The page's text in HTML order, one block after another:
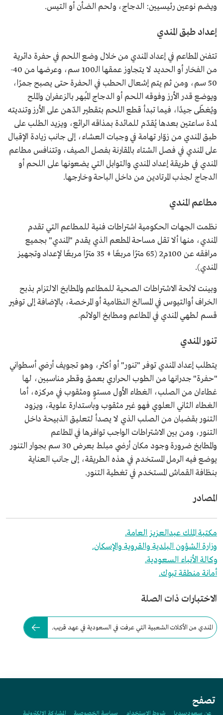
ويضم نوعين رئيسيين: الدجاج، ولحم الضأن أو التيس.
إعداد طبق المندي
تتفنن المطاعم في إعداد المندي من خلال وضع اللحم في حفرة دائرية
من الفخار أو الحديد لا يتجاوز عمقها الـ100 سم، وعرضها من 40-
50 سم، ومن ثم يتم إشعال الحطب في الحفرة حتى يصبح جمرًا،
ويوضع قدر الأرز وفوقه اللحم أو الدجاج المُبهر بالزعفران والملح
ويُغطّى جيدًا، فيما تبدأ قطع اللحم بتقطير الدّهن على الأرز وتنديته
لمدة ساعتين بعدها يُقدّم للمائدة بمذاقه الرائع، ويزيد الطلب على
طبق المندي من زوّار تهامة في وجبات العشاء، إلى جانب زيادة الإقبال
على المندي في فصل الشتاء بالمقارنة بفصل الصيف، وتتنافس مطاعم
المندي في طريقة إعداد المندي والتوابل التي يضعونها على اللحم أو
الدجاج لجذب المرتادين من داخل الباحة وخارجها.
مطاعم المندي
نظمت الجهات الحكومية اشتراطات فنية للمطاعم التي تقدم
المندي، منها ألا تقل مساحة المطعم الذي يقدم "المندي" بجميع
مرافقه عن 100م2 (65 مترًا مربعًا + 35 مترًا مربعًا لإعداد وتجهيز
المندي).
وبينت لائحة الاشتراطات الصحية للمطاعم والمطابخ الالتزام بذبح
الخراف أوالتيوس في المسالخ النظامية أو المرخصة، بالإضافة إلى توفير
قسم لطهي المندي في المطاعم ومطابخ الولائم.
تنور المندي
يتطلب إعداد المندي توفر "تنور" أو أكثر، وهو تجويف أرضي أسطواني
"حفرة" جدرانها من الطوب الحراري بعمق وقطر مناسبين، لها
غطاءان من الصلب، الغطاء الأول مستوٍ ومثقوب في مركزه، أما
الغطاء الثاني العلوي فهو غير مثقوب وباستدارة علوية، ويزود
التنور بقضبان من الصلب الذي لا يصدأ لتعليق الذبيحة داخل
التنور، ومن بين الاشتراطات الواجب توافرها في المطاعم
والمطابخ ضرورة وجود مكان أرضي مبلط بعرض 30 سم بجوار التنور
يوضع فيه الرمل المستخدم في هذه الطريقة، إلى جانب العناية
بنظافة القماش المستخدم في تغطية التنور.
المصادر
مكتبة الملك عبدالعزيز العامة.
وزارة الشؤون البلدية والقروية والإسكان.
وكالة الأنباء السعودية.
أمانة منطقة تبوك.
الاختبارات ذات الصلة
المندي من الأكلات الشعبية التي عرفت في السعودية في عهد قريب.
تصفح
عن سعوديبيديا شروط الاستخدام سياسة الخصوصية المشاركة الإلكترونية